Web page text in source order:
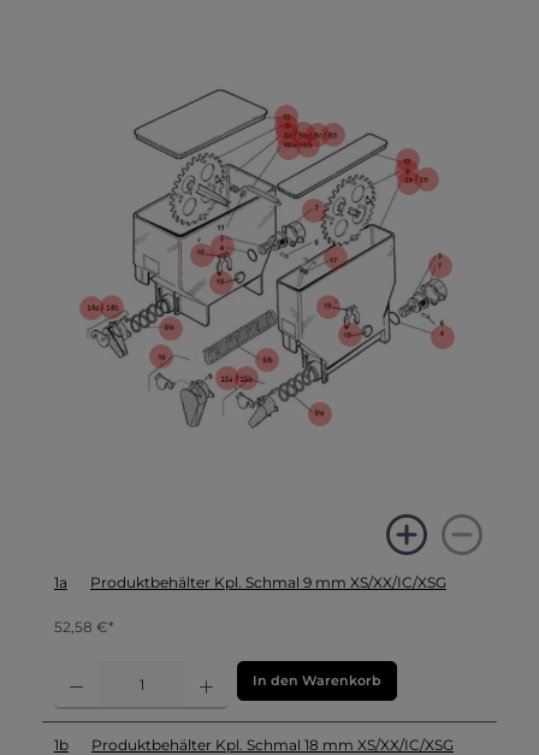
1a Produktbehälter Kpl. Schmal 9 mm XS/XX/IC/XSG
52,58 €*
In den Warenkorb
1b Produktbehälter Kpl. Schmal 18 mm XS/XX/IC/XSG